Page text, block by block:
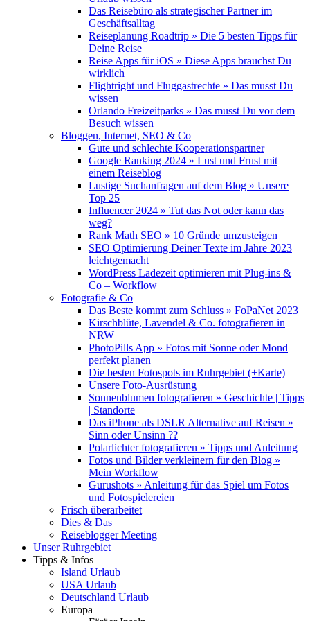
Das Reisebüro als strategischer Partner im
Geschäftsalltag
Reiseplanung Roadtrip » Die 5 besten Tipps für
Deine Reise
Reise Apps für iOS » Diese Apps brauchst Du
wirklich
Flightright und Fluggastrechte » Das musst Du
wissen
Orlando Freizeitparks » Das musst Du vor dem
Besuch wissen
Bloggen, Internet, SEO & Co
Gute und schlechte Kooperationspartner
Google Ranking 2024 » Lust und Frust mit
einem Reiseblog
Lustige Suchanfragen auf dem Blog » Unsere
Top 25
Influencer 2024 » Tut das Not oder kann das
weg?
Rank Math SEO » 10 Gründe umzusteigen
SEO Optimierung Deiner Texte im Jahre 2023
leichtgemacht
WordPress Ladezeit optimieren mit Plug-ins &
Co – Workflow
Fotografie & Co
Das Beste kommt zum Schluss » FoPaNet 2023
Kirschblüte, Lavendel & Co. fotografieren in
NRW
PhotoPills App » Fotos mit Sonne oder Mond
perfekt planen
Die besten Fotospots im Ruhrgebiet (+Karte)
Unsere Foto-Ausrüstung
Sonnenblumen fotografieren » Geschichte | Tipps
| Standorte
Das iPhone als DSLR Alternative auf Reisen »
Sinn oder Unsinn ??
Polarlichter fotografieren » Tipps und Anleitung
Fotos und Bilder verkleinern für den Blog »
Mein Workflow
Gurushots » Anleitung für das Spiel um Fotos
und Fotospielereien
Frisch überarbeitet
Dies & Das
Reiseblogger Meeting
Unser Ruhrgebiet
Tipps & Infos
Island Urlaub
USA Urlaub
Deutschland Urlaub
Europa